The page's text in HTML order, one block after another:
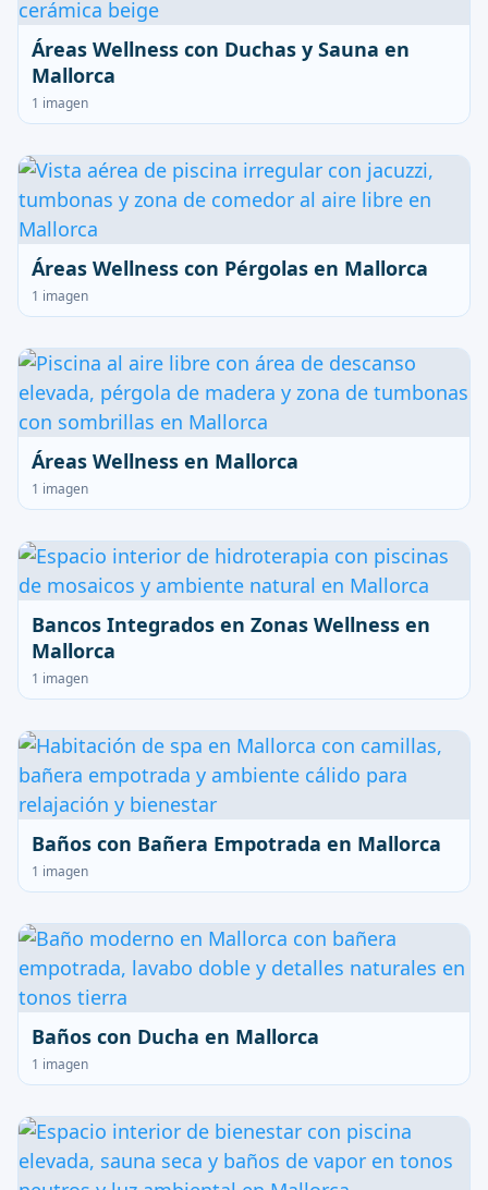
Áreas Wellness con Duchas y Sauna en
Mallorca
1 imagen
Áreas Wellness con Pérgolas en Mallorca
1 imagen
Áreas Wellness en Mallorca
1 imagen
Bancos Integrados en Zonas Wellness en
Mallorca
1 imagen
Baños con Bañera Empotrada en Mallorca
1 imagen
Baños con Ducha en Mallorca
1 imagen